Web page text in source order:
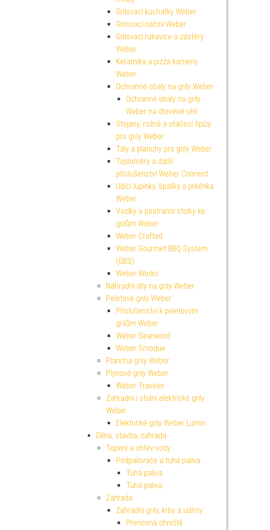
Grilovací kuchařky Weber
Grilovací náčiní Weber
Grilovací rukavice a zástěry
Weber
Keramika a pizza kameny
Weber
Ochranné obaly na grily Weber
Ochranné obaly na grily
Weber na dřevěné uhlí
Stojany, rožně a otáčecí špízy
pro grily Weber
Tály a planchy pro grily Weber
Teploměry a další
příslušenství Weber Connect
Udící lupínky, špalíky a prkénka
Weber
Vozíky a postranní stolky ke
grilům Weber
Weber Crafted
Weber Gourmet BBQ System
(GBS)
Weber Works
Náhradní díly na grily Weber
Peletové grily Weber
Příslušenství k peletovým
grilům Weber
Weber Searwood
Weber Smoque
Plancha grily Weber
Plynové grily Weber
Weber Traveler
Zahradní i stolní elektrické grily
Weber
Elektrické grily Weber Lumin
Dílna, stavba, zahrada
Topení a ohřev vody
Podpalovače a tuhá paliva
Tuhá paliva
Tuhá paliva
Zahrada
Zahradní grily, krby a udírny
Přenosná ohniště